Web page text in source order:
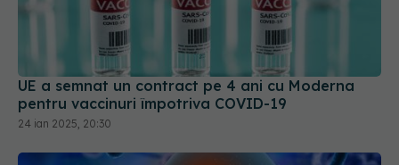
UE a semnat un contract pe 4 ani cu Moderna
pentru vaccinuri împotriva COVID-19
24 ian 2025, 20:30